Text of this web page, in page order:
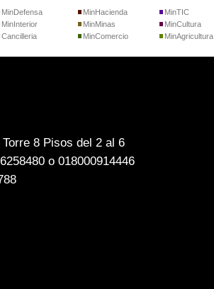
MinDefensa
MinInterior
Cancilleria
MinHacienda
MinMinas
MinComercio
MinTIC
MinCultura
MinAgricultura
8 Pisos del 2 al 6
o 018000914446